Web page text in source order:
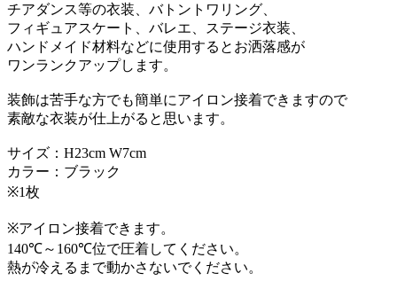
チアダンス等の衣装、バトントワリング、
フィギュアスケート、バレエ、ステージ衣装、
ハンドメイド材料などに使用するとお洒落感が
ワンランクアップします。
装飾は苦手な方でも簡単にアイロン接着できますので
素敵な衣装が仕上がると思います。
サイズ：H23cm W7cm
カラー：ブラック
※1枚
※アイロン接着できます。
140℃～160℃位で圧着してください。
熱が冷えるまで動かさないでください。